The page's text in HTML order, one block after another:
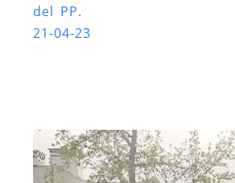
del PP.
21-04-23